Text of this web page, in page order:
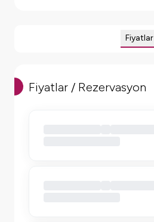
Fiyatlar
Fiyatlar / Rezervasyon